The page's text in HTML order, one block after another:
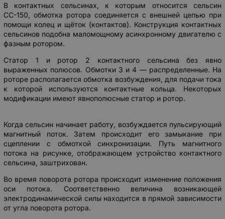
В контактных сельсинах, к которым относится сельсин
СС-150, обмотка ротора соединяется с внешней цепью при
помощи колец и щёток (контактов). Конструкция контактных
сельсинов подобна маломощному асинхронному двигателю с
фазным ротором.
Статор 1 и ротор 2 контактного сельсина без явно
выраженных полюсов. Обмотки 3 и 4 — распределенные. На
роторе располагается обмотка возбуждения, для подачи тока
к которой используются контактные кольца. Некоторых
модификации имеют явнополюсные статор и ротор.
Когда сельсин начинает работу, возбуждается пульсирующий
магнитный поток. Затем происходит его замыкание при
сцеплении с обмоткой синхронизации. Путь магнитного
потока на рисунке, отображающем устройство контактного
сельсина, заштрихован.
Во время поворота ротора происходит изменение положения
оси потока. Соответственно величина возникающей
электродинамической силы находится в прямой зависимости
от угла поворота ротора.